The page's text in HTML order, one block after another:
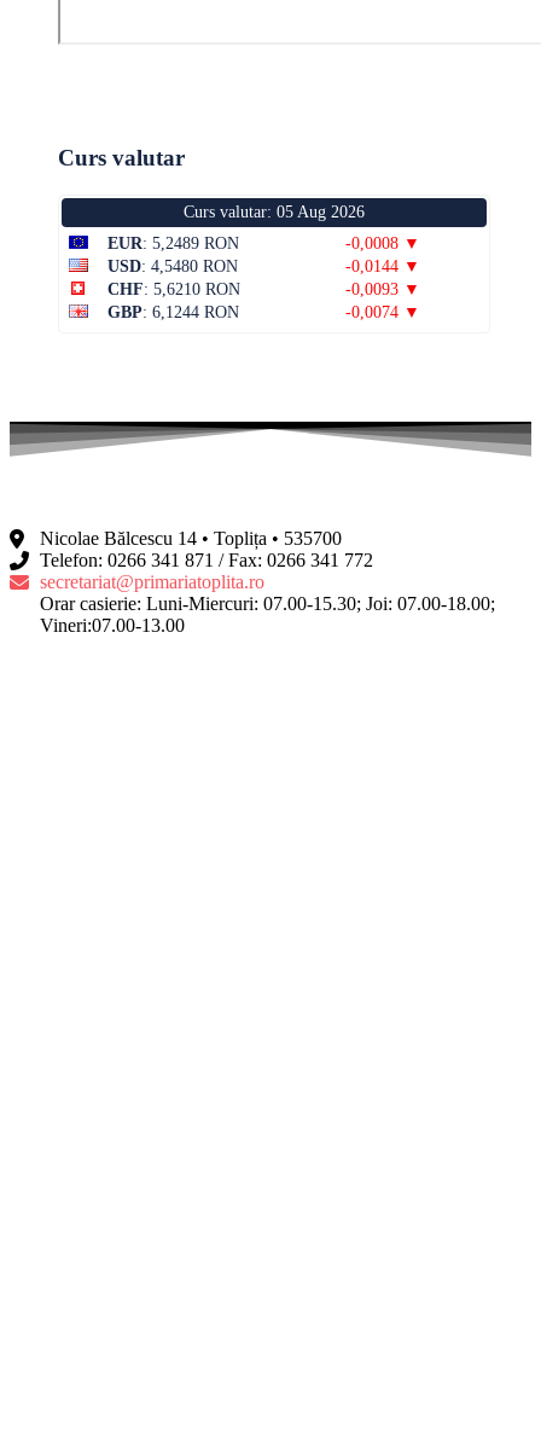
Curs valutar
Curs valutar: 05 Aug 2026
EUR: 5,2489 RON
-0,0008 ▼
USD: 4,5480 RON
-0,0144 ▼
CHF: 5,6210 RON
-0,0093 ▼
GBP: 6,1244 RON -0,0074 ▼
Nicolae Bălcescu 14 • Toplița • 535700
Telefon: 0266 341 871 / Fax: 0266 341 772
secretariat@primariatoplita.ro
Orar casierie: Luni-Miercuri: 07.00-15.30; Joi: 07.00-18.00;
Vineri:07.00-13.00